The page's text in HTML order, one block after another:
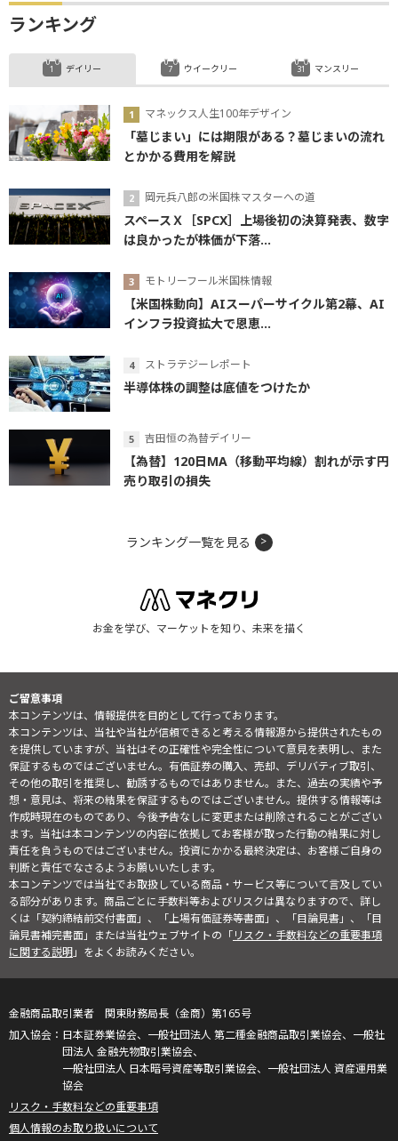
ランキング
デイリー
マネックス人生100年デザイン
「墓じまい」には期限がある？墓じまいの流れ
とかかる費用を解説
岡元兵八郎の米国株マスターへの道
スペースＸ［SPCX］上場後初の決算発表、数字
は良かったが株価が下落...
モトリーフール米国株情報
【米国株動向】AIスーパーサイクル第2幕、AI
インフラ投資拡大で恩恵...
ストラテジーレポート
半導体株の調整は底値をつけたか
吉田恒の為替デイリー
【為替】120日MA（移動平均線）割れが示す円
売り取引の損失
ウイークリー マンスリー
ランキング一覧を見る
お金を学び、マーケットを知り、未来を描く
ご留意事項
本コンテンツは、情報提供を目的として行っております。
本コンテンツは、当社や当社が信頼できると考える情報源から提供されたもの
を提供していますが、当社はその正確性や完全性について意見を表明し、また
保証するものではございません。有価証券の購入、売却、デリバティブ取引、
その他の取引を推奨し、勧誘するものではありません。また、過去の実績や予
想・意見は、将来の結果を保証するものではございません。提供する情報等は
作成時現在のものであり、今後予告なしに変更または削除されることがござい
ます。当社は本コンテンツの内容に依拠してお客様が取った行動の結果に対し
責任を負うものではございません。投資にかかる最終決定は、お客様ご自身の
判断と責任でなさるようお願いいたします。
本コンテンツでは当社でお取扱している商品・サービス等について言及してい
る部分があります。商品ごとに手数料等およびリスクは異なりますので、詳し
くは「契約締結前交付書面」、「上場有価証券等書面」、「目論見書」、「目
論見書補完書面」または当社ウェブサイトの「リスク・手数料などの重要事項
に関する説明」をよくお読みください。
金融商品取引業者 関東財務局長（金商）第165号
日本証券業協会、一般社団法人 第二種金融商品取引業協会、一般社
団法人 金融先物取引業協会、
一般社団法人 日本暗号資産等取引業協会、一般社団法人 資産運用業
協会
リスク・手数料などの重要事項
個人情報のお取り扱いについて